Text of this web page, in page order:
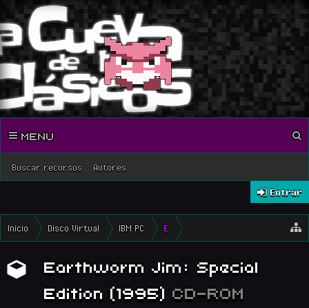
Buscar recursos Autores
MENU
Entrar
Inicio Disco Virtual IBM PC E
Earthworm Jim: Special
Edition (1995) CD-ROM